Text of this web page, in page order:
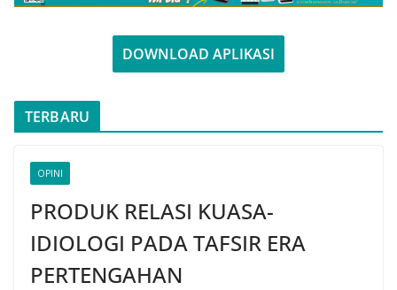
DOWNLOAD APLIKASI
TERBARU
OPINI
PRODUK RELASI KUASA-
IDIOLOGI PADA TAFSIR ERA
PERTENGAHAN